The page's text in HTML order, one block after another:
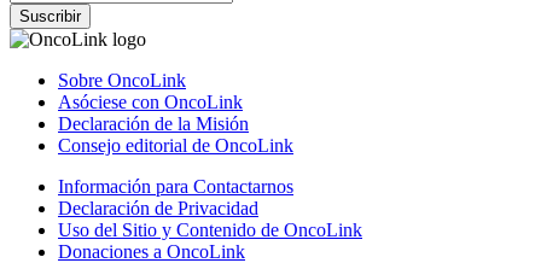
Suscribir
Sobre OncoLink
Asóciese con OncoLink
Declaración de la Misión
Consejo editorial de OncoLink
Información para Contactarnos
Declaración de Privacidad
Uso del Sitio y Contenido de OncoLink
Donaciones a OncoLink